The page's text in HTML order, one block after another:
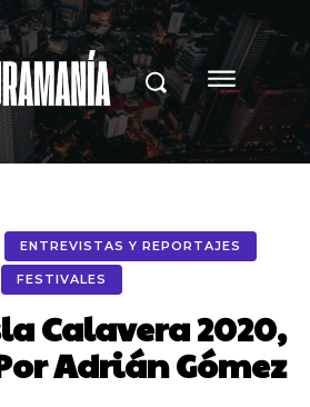
ENTREVISTAS Y REPORTAJES
FESTIVALES
Calavera 2020,
Adrián Gómez